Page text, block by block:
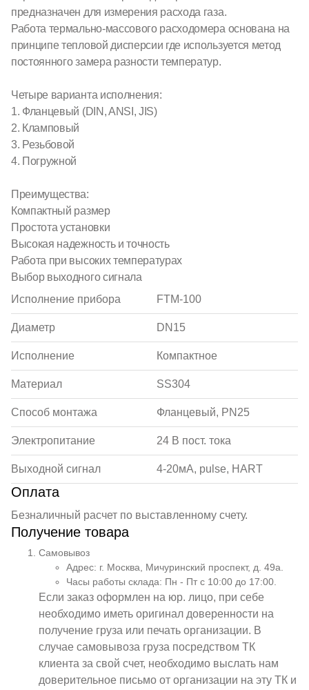
предназначен для измерения расхода газа.
Работа термально-массового расходомера основана на
принципе тепловой дисперсии где используется метод
постоянного замера разности температур.
Четыре варианта исполнения:
1. Фланцевый (DIN, ANSI, JIS)
2. Кламповый
3. Резьбовой
4. Погружной
Преимущества:
Компактный размер
Простота установки
Высокая надежность и точность
Работа при высоких температурах
Выбор выходного сигнала
Исполнение прибора
FTM-100
Диаметр DN15
Исполнение Компактное
Материал SS304
Способ монтажа Фланцевый, PN25
Электропитание 24 В пост. тока
Выходной сигнал 4-20мА, pulse, HART
Оплата
Безналичный расчет по выставленному счету.
Получение товара
Самовывоз
Адрес: г. Москва, Мичуринский проспект, д. 49а.
Часы работы склада: Пн - Пт с 10:00 до 17:00.
Если заказ оформлен на юр. лицо, при себе
необходимо иметь оригинал доверенности на
получение груза или печать организации. В
случае самовывоза груза посредством ТК
клиента за свой счет, необходимо выслать нам
доверительное письмо от организации на эту ТК и